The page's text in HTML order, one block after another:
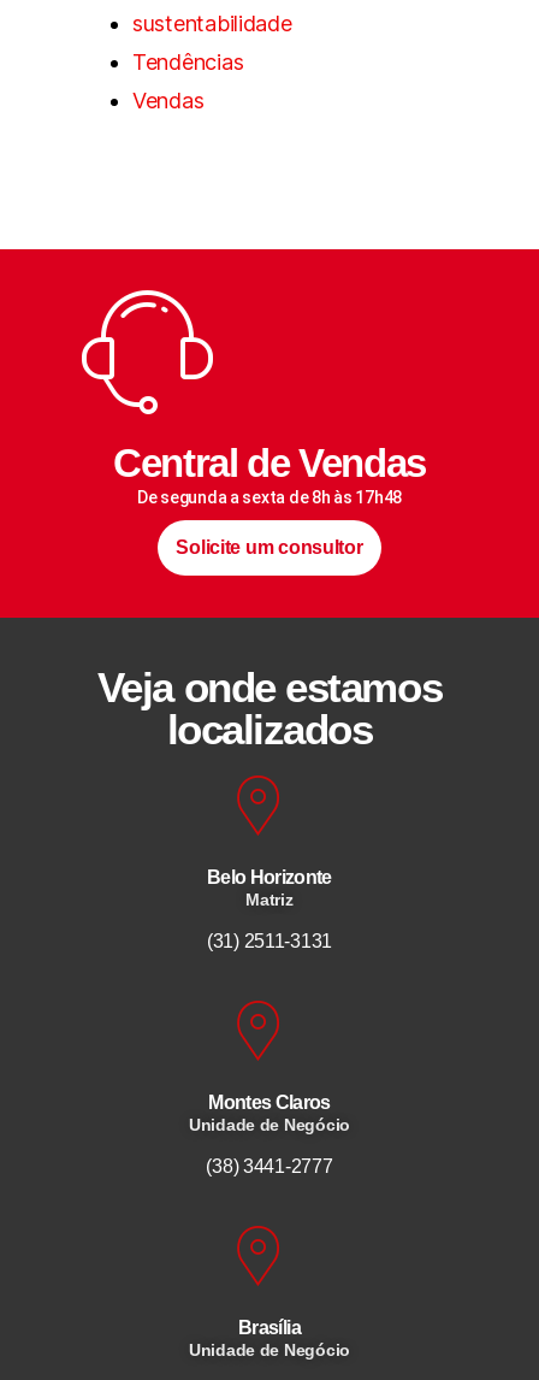
sustentabilidade
Tendências
Vendas
Central de Vendas
De segunda a sexta de 8h às 17h48
Solicite um consultor
Veja onde estamos
localizados
Belo Horizonte
Matriz
(31) 2511-3131
Montes Claros
Unidade de Negócio
(38) 3441-2777
Brasília
Unidade de Negócio